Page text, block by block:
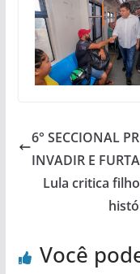
6° SECCIONAL
INVADIR E
Lula critica
Você